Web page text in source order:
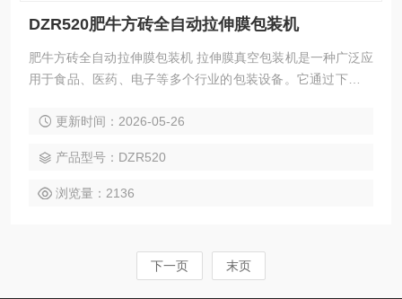
DZR520肥牛方砖全自动拉伸膜包装机
肥牛方砖全自动拉伸膜包装机 拉伸膜真空包装机是一种广泛应
用于食品、医药、电子等多个行业的包装设备。它通过下膜拉
理，并在封合箱中将上膜与下膜热合，最终通过切割形成独立
更新时间：2026-05-26
产品型号：DZR520
浏览量：2136
下一页 末页